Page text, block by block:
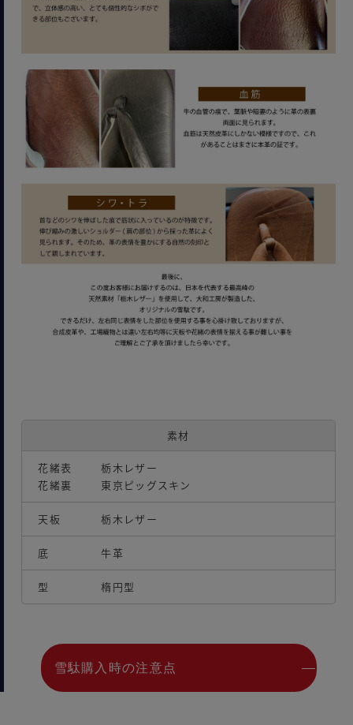
素材
花緒表
花緒裏
栃木レザー
東京ピッグスキン
天板 栃木レザー
底 牛革
型 楕円型
雪駄購入時の注意点